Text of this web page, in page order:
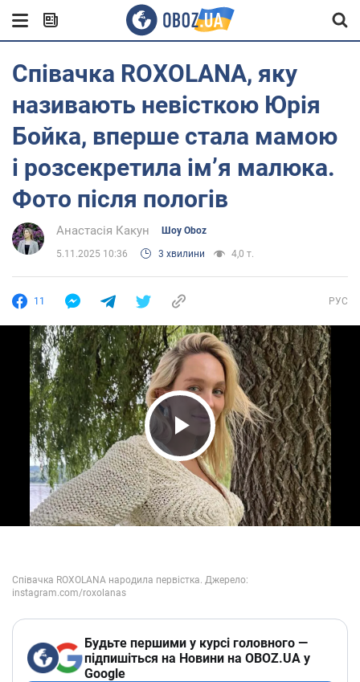
Співачка ROXOLANA, яку
називають невісткою Юрія
Бойка, вперше стала мамою
і розсекретила імʼя малюка.
Фото після пологів
Анастасія Какун Шоу Oboz
5.11.2025 10:36 3 хвилини 4,0 т.
11 РУС
Play Video
Будьте першими у курсі головного —
підпишіться на Новини на OBOZ.UA у
Google